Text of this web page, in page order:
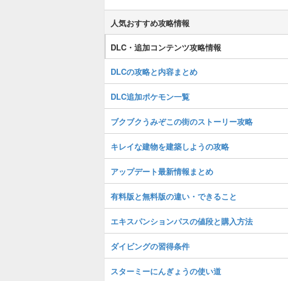
人気おすすめ攻略情報
DLC・追加コンテンツ攻略情報
DLCの攻略と内容まとめ
DLC追加ポケモン一覧
ブクブクうみぞこの街のストーリー攻略
キレイな建物を建築しようの攻略
アップデート最新情報まとめ
有料版と無料版の違い・できること
エキスパンションパスの値段と購入方法
ダイビングの習得条件
スターミーにんぎょうの使い道